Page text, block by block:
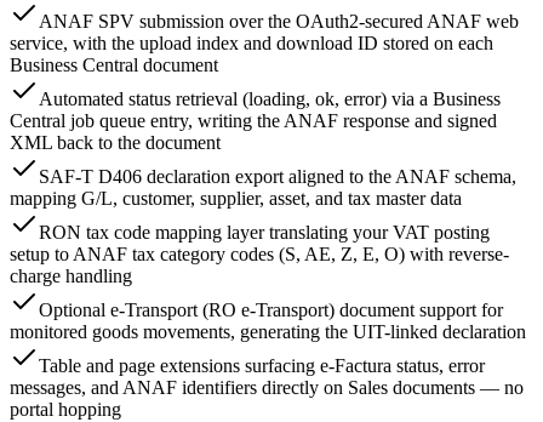
ANAF SPV submission over the OAuth2-secured ANAF web
service, with the upload index and download ID stored on each
Business Central document
Automated status retrieval (loading, ok, error) via a Business
Central job queue entry, writing the ANAF response and signed
XML back to the document
SAF-T D406 declaration export aligned to the ANAF schema,
mapping G/L, customer, supplier, asset, and tax master data
RON tax code mapping layer translating your VAT posting
setup to ANAF tax category codes (S, AE, Z, E, O) with reverse-
charge handling
Optional e-Transport (RO e-Transport) document support for
monitored goods movements, generating the UIT-linked declaration
Table and page extensions surfacing e-Factura status, error
messages, and ANAF identifiers directly on Sales documents — no
portal hopping